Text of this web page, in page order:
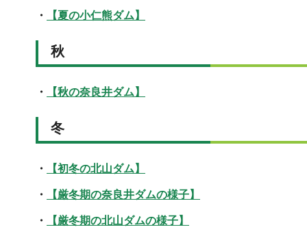
・ 【夏の小仁熊ダム】
秋
・ 【秋の奈良井ダム】
冬
・ 【初冬の北山ダム】
・ 【厳冬期の奈良井ダムの様子】
・ 【厳冬期の北山ダムの様子】